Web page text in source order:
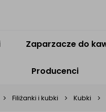
Zaparzacze do
Producenci
Filiżanki i kubki Kubki